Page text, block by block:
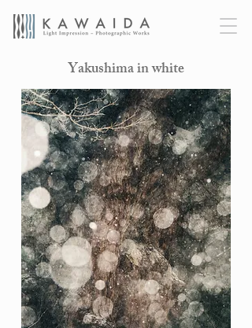
Yakushima in white